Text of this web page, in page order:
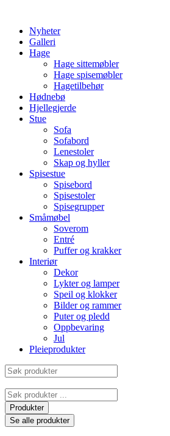
contentNyheter
Galleri
Hage
Hage sittemøbler
Hage spisemøbler
Hagetilbehør
Hødnebø
Hjellegjerde
Stue
Sofa
Sofabord
Lenestoler
Skap og hyller
Spisestue
Spisebord
Spisestoler
Spisegrupper
Småmøbel
Soverom
Entré
Puffer og krakker
Interiør
Dekor
Lykter og lamper
Speil og klokker
Bilder og rammer
Puter og pledd
Oppbevaring
Jul
Pleieprodukter
Søk
produkter
Search
...Produkter
Se alle produkter